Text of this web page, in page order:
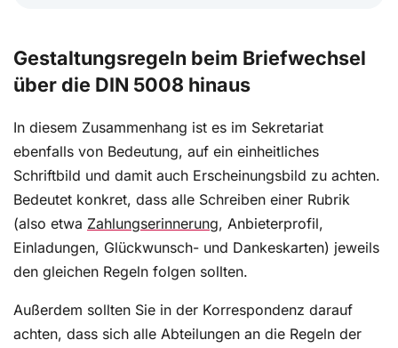
Gestaltungsregeln beim Briefwechsel
über die DIN 5008 hinaus
In diesem Zusammenhang ist es im Sekretariat
ebenfalls von Bedeutung, auf ein einheitliches
Schriftbild und damit auch Erscheinungsbild zu achten.
Bedeutet konkret, dass alle Schreiben einer Rubrik
(also etwa Zahlungserinnerung, Anbieterprofil,
Einladungen, Glückwunsch- und Dankeskarten) jeweils
den gleichen Regeln folgen sollten.
Außerdem sollten Sie in der Korrespondenz darauf
achten, dass sich alle Abteilungen an die Regeln der